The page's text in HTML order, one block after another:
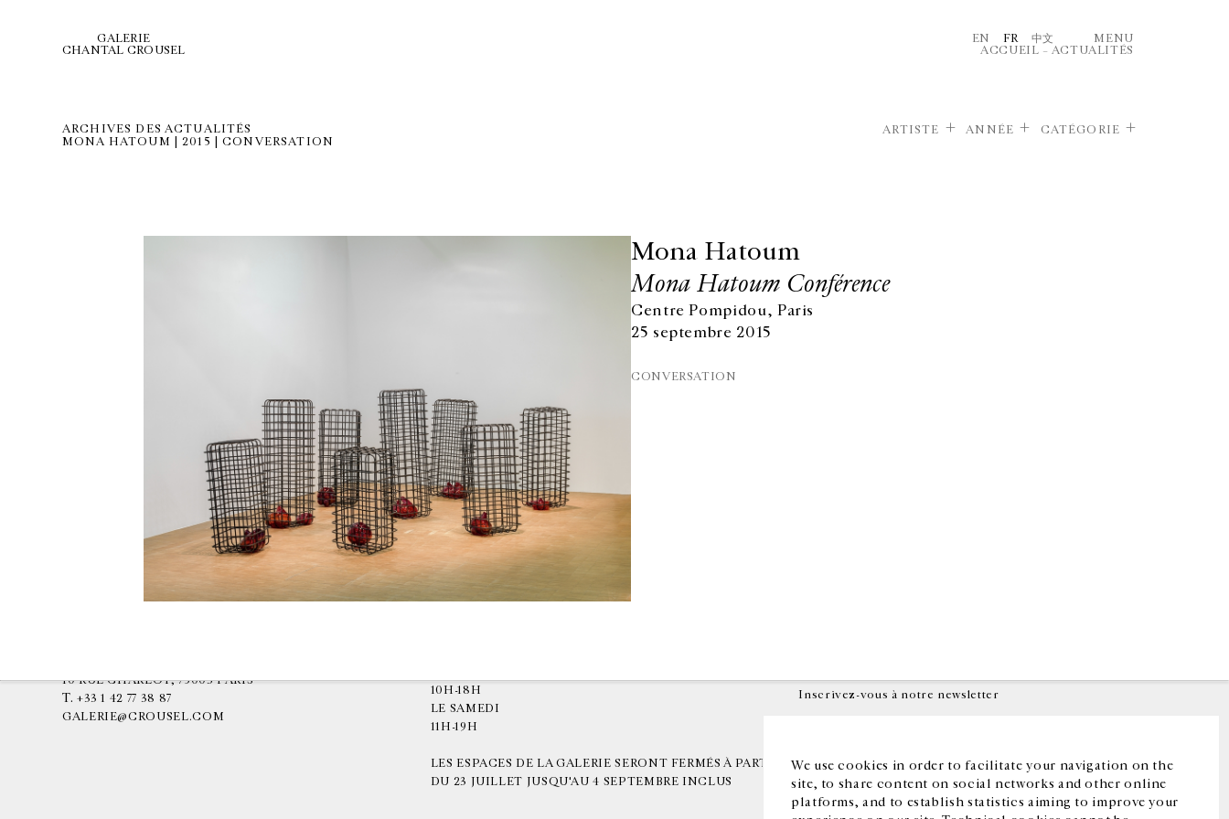
We use cookies in order to facilitate your navigation on the
site, to share content on social networks and other online
platforms, and to establish statistics aiming to improve your
GALERIE
CHANTAL CROUSEL
EN FR 中文
MENU
ACCUEIL – ACTUALITÉS
ARCHIVES DES ACTUALITÉS
MONA HATOUM | 2015 | CONVERSATION
ARTISTE ANNÉE CATÉGORIE
Mona Hatoum
Mona Hatoum Conférence
Centre Pompidou, Paris
25 septembre 2015
CONVERSATION
10 RUE CHARLOT, 75003 PARIS
T. +33 1 42 77 38 87
GALERIE@CROUSEL.COM
10H-18H
LE SAMEDI
11H-19H
LES ESPACES DE LA GALERIE SERONT FERMÉS À PARTIR
DU 23 JUILLET JUSQU'AU 4 SEPTEMBRE INCLUS
Inscrivez-vous à notre newsletter